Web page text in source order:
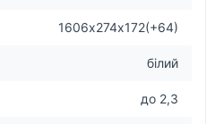
1606х274х172(+64)
білий
до 2,3